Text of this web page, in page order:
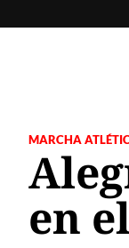
MARCHA
en